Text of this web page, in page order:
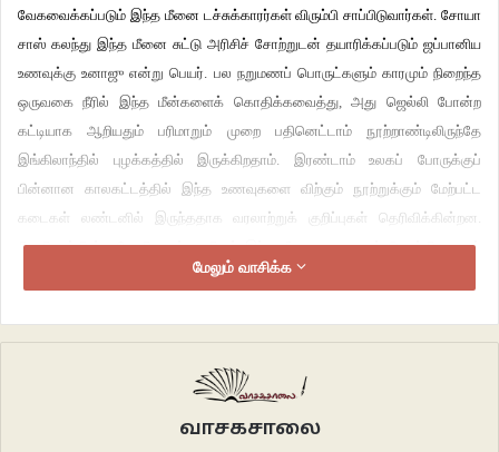
வேகவைக்கப்படும் இந்த மீனை டச்சுக்காரர்கள் விரும்பி சாப்பிடுவார்கள் .சோயா
சாஸ் கலந்து இந்த மீனை சுட்டு அரிசிச் சோற்றுடன் தயாரிக்கப்படும் ஜப்பானிய
உணவுக்கு உனாஜு என்று பெயர் பல நறுமணப் பொருட்களும் காரமும் நிறைந்த
ஒருவகை நீரில் இந்த மீன்களைக் கொதிக்கவைத்து,அது ஜெல்லி
போன்ற
கட்டியாக
ஆறியதும் பரிமாறும் முறை பதினெட்டாம்
நூற்றாண்டிலிருந்தே
இங்கிலாந்தில்
புழக்கத்தில் இருக்கிறதாம் இரண்டாம் உலகப்
போருக்குப்
பின்னான
காலகட்டத்தில் இந்த உணவுகளை விற்கும் நூற்றுக்கும் மேற்பட்ட
கடைகள்
லண்டனில் இருந்ததாக வரலாற்றுக் குறிப்புகள் தெரிவிக்கின்றன
நியூசிலாந்தின் மவோரி பழங்குடியினர் இந்த மீனை ஒரு மரபுப் பொக்கிஷமாகப்
நீர்நிலைகளைக் காக்கும் சக்தியாகப்
இனம்தான். உலகெங்கும் பல இடங்களில் இது மனித உணவு வரலாற்றோடு பின்னிப்
பிணைந்திருக்கிறது. பண்டைய ஜப்பானில் கல்லறைகளில்கூட இந்த மீனின் பெயர்
மேலும் வாசிக்க
வாசகசாலை